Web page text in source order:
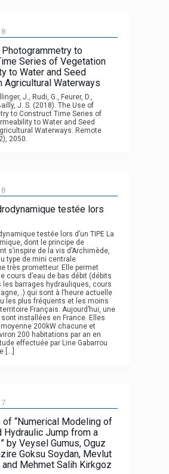
to
Series of Vegetation
to Water and Seed
Agricultural Waterways
J., Rudi, G., Feurer, D.,
J. S. (2018). The Use of
to Construct Time Series of
to Water and Seed
Waterways. Remote
2050.
testée lors
testée lors d’un TIPE La
dont le principe de
s’inspire de la vis d’Archimède,
type de mini centrale
très prometteur. Elle permet
cours d’eau de bas débit (débits
les barrages hydrauliques, cours
qui sont à l’heure actuelle
les plus fréquents et les moins
Français. Aujourd’hui, une
installées en France. Elles
200kW chacune et
200 habitations par an en
effectuée par Line Gabarrou
[…]
of “Numerical Modeling of
Hydraulic Jump from a
by Veysel Gumus, Oguz
Goksu Soydan, Mevlut
Mehmet Salih Kirkgoz